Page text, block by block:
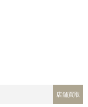
店舗買取